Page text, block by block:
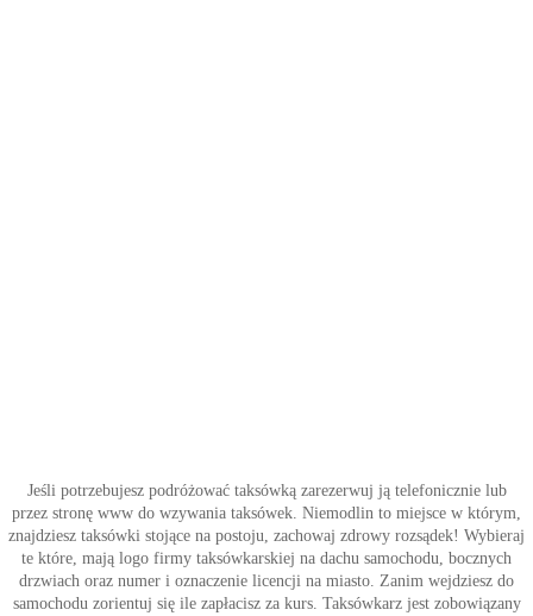
Jeśli potrzebujesz podróżować taksówką zarezerwuj ją telefonicznie lub
przez stronę www do wzywania taksówek. Niemodlin to miejsce w którym,
znajdziesz taksówki stojące na postoju, zachowaj zdrowy rozsądek! Wybieraj
te które, mają logo firmy taksówkarskiej na dachu samochodu, bocznych
drzwiach oraz numer i oznaczenie licencji na miasto. Zanim wejdziesz do
samochodu zorientuj się ile zapłacisz za kurs. Taksówkarz jest zobowiązany